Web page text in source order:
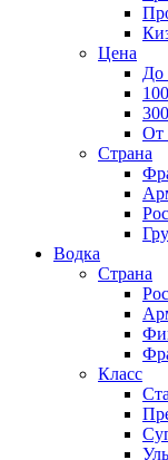
Цена
До
От
Страна
Водка
Страна
Класс